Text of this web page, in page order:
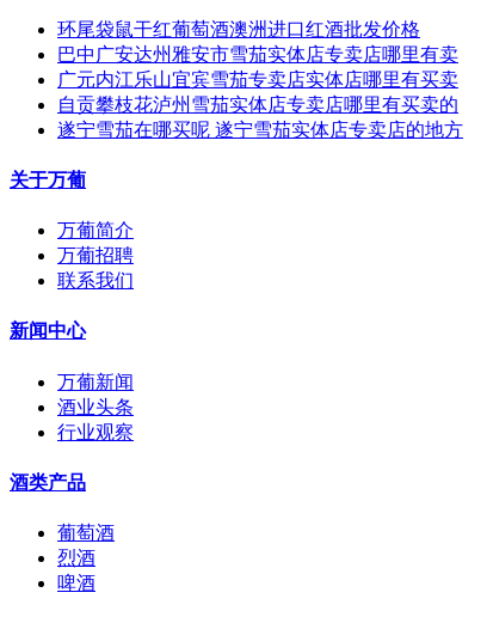
环尾袋鼠干红葡萄酒澳洲进口红酒批发价格
巴中广安达州雅安市雪茄实体店专卖店哪里有卖
广元内江乐山宜宾雪茄专卖店实体店哪里有买卖
自贡攀枝花泸州雪茄实体店专卖店哪里有买卖的
遂宁雪茄在哪买呢 遂宁雪茄实体店专卖店的地方
关于万葡
万葡简介
万葡招聘
联系我们
新闻中心
万葡新闻
酒业头条
行业观察
酒类产品
葡萄酒
烈酒
啤酒